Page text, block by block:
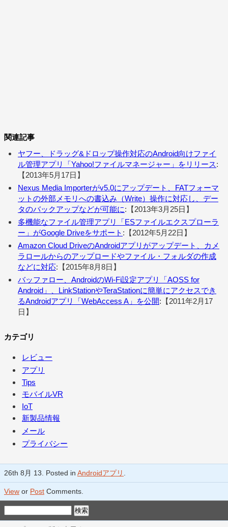
関連記事
ヤフー、ドラッグ&ドロップ操作対応のAndroid向けファイ
ル管理アプリ「Yahoo!ファイルマネージャー」をリリース:
【2013年5月17日】
Nexus Media Importerがv5.0にアップデート、FATフォーマ
ットの外部メモリへの書込み（Write）操作に対応し、デー
タのバックアップなどが可能に:【2013年3月25日】
多機能なファイル管理アプリ「ESファイルエクスプローラ
ー」がGoogle Driveをサポート :【2012年5月22日】
Amazon Cloud DriveのAndroidアプリがアップデート、カメ
ラロールからのアップロードやファイル・フォルダの作成
などに対応:【2015年8月8日】
バッファロー、AndroidのWi-Fi設定アプリ「AOSS for
Android」、LinkStationやTeraStationに簡単にアクセスでき
るAndroidアプリ「WebAccess A」を公開:【2011年2月17
日】
カテゴリ
レビュー
アプリ
Tips
モバイルVR
IoT
新製品情報
メール
プライバシー
26th 8月 13. Posted in Androidアプリ
View or Post Comments.